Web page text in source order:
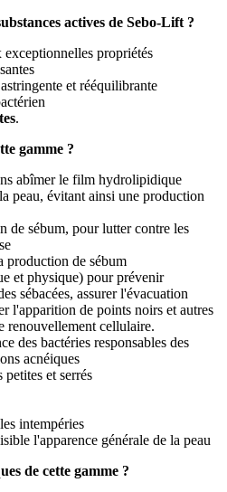
actives de Sebo-Lift ?
exceptionnelles propriétés
et rééquilibrante
.
gamme ?
abîmer le film hydrolipidique
peau, évitant ainsi une production
de sébum, pour lutter contre les
production de sébum
et physique) pour prévenir
sébacées, assurer l'évacuation
l'apparition de points noirs et autres
renouvellement cellulaire.
des bactéries responsables des
acnéiques
et serrés
intempéries
l'apparence générale de la peau
de cette gamme ?